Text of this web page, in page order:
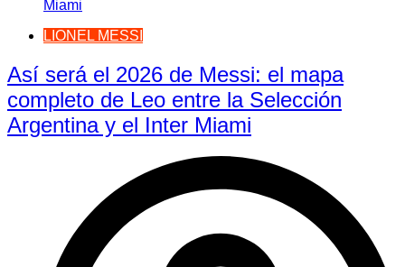
LIONEL MESSI
Así será el 2026 de Messi: el mapa
completo de Leo entre la Selección
Argentina y el Inter Miami